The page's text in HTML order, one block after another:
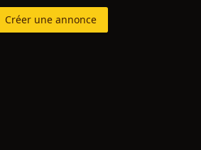
Créer une annonce